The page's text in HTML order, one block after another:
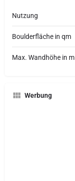
Nutzung
Boulderfläche in qm
Max. Wandhöhe in m
Werbung